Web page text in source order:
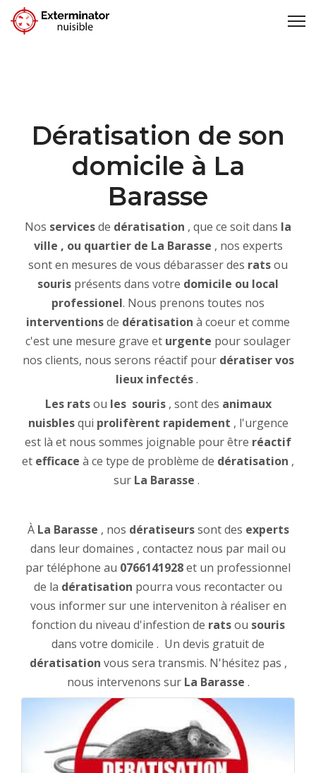
Dératisation de son
domicile à La
Barasse
Nos servicesde dératisation , que ce soit dans la
ville , ou quartier de La Barasse , nos experts
sont en mesures de vous débarasser des ratsou
souris présents dans votre domicile ou local
professionel. Nous prenons toutes nos
interventionsde dératisation à coeur et comme
c'est une mesure grave et urgente pour soulager
nos clients, nous serons réactif pour dératiser vos
lieux infectés.
Les ratsou les souris, sont des animaux
nuisblesqui prolifèrent rapidement , l'urgence
est là et nous sommes joignable pour être réactif
et efficace à ce type de problème de dératisation ,
sur La Barasse .
À La Barasse , nos dératiseurssont des experts
dans leur domaines , contactez nous par mail ou
par téléphone au 0766141928et un professionnel
de la dératisation pourra vous recontacter ou
vous informer sur une interveniton à réaliser en
fonction du niveau d'infestion de ratsou souris
dans votre domicile . Un devis gratuit de
dératisation vous sera transmis. N'hésitez pas ,
nous intervenons sur La Barasse .